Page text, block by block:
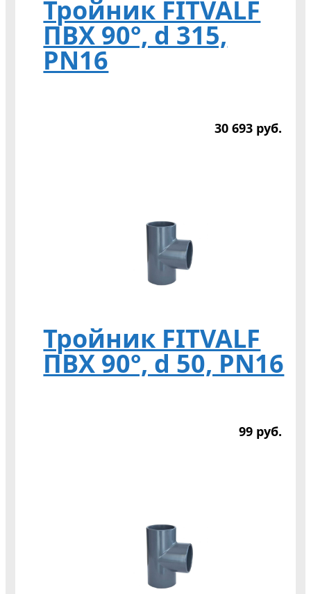
Тройник FITVALF
ПВХ 90°, d 315,
PN16
30 693 руб.
Тройник FITVALF
ПВХ 90°, d 50, PN16
99 руб.